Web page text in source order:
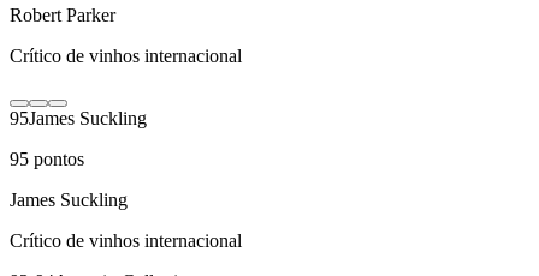
Robert Parker
Crítico de vinhos internacional
95James Suckling
95 pontos
James Suckling
Crítico de vinhos internacional